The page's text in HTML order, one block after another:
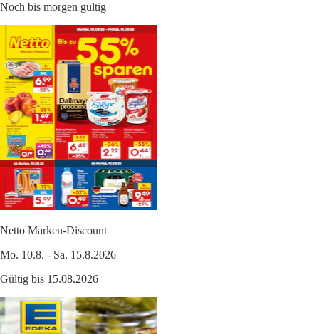
Noch bis morgen gültig
Netto Marken-Discount
Mo. 10.8. - Sa. 15.8.2026
Gültig bis 15.08.2026